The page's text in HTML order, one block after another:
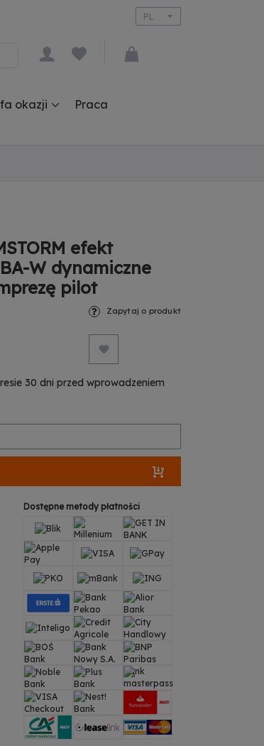
PL
okazji Praca
efekt
W dynamiczne
pilot
Zapytaj o produkt
30 dni przed wprowadzeniem
Dostępne metody płatności